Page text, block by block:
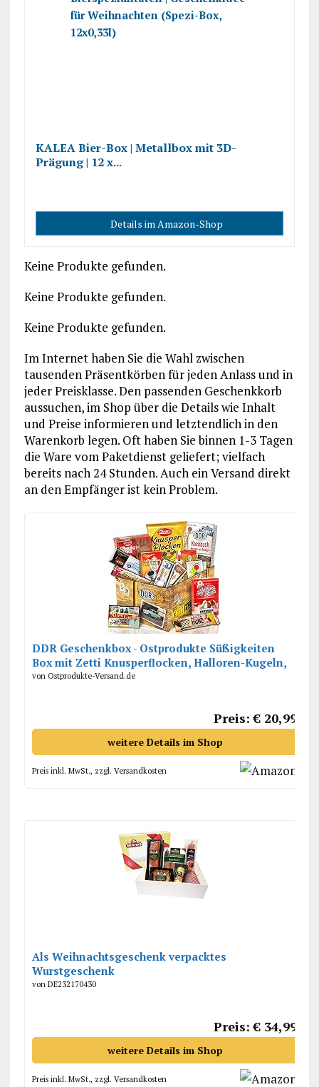
KALEA Bier-Box | Metallbox mit 3D-
Prägung | 12 x...
Details im Amazon-Shop
Keine Produkte gefunden.
Keine Produkte gefunden.
Keine Produkte gefunden.
Im Internet haben Sie die Wahl zwischen
tausenden Präsentkörben für jeden Anlass und in
jeder Preisklasse. Den passenden Geschenkkorb
aussuchen, im Shop über die Details wie Inhalt
und Preise informieren und letztendlich in den
Warenkorb legen. Oft haben Sie binnen 1-3 Tagen
die Ware vom Paketdienst geliefert; vielfach
bereits nach 24 Stunden. Auch ein Versand direkt
an den Empfänger ist kein Problem.
DDR Geschenkbox - Ostprodukte Süßigkeiten
Box mit Zetti Knusperflocken, Halloren-Kugeln,
Viba Nougat Stange uvm.
von Ostprodukte-Versand.de
Preis: € 20,99
weitere Details im Shop
Preis inkl. MwSt., zzgl. Versandkosten
Als Weihnachtsgeschenk verpacktes
Wurstgeschenk
von DE232170430
Preis: € 34,99
weitere Details im Shop
Preis inkl. MwSt., zzgl. Versandkosten